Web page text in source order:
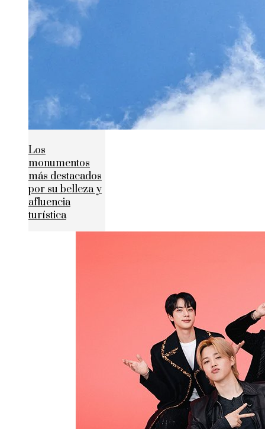
Los
monumentos
más destacados
por su belleza y
afluencia
turística